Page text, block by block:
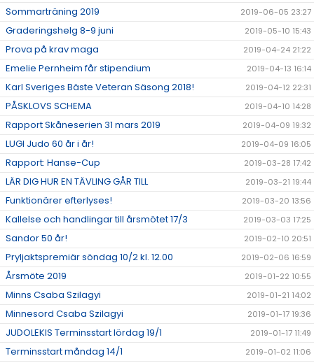
Sommarträning 2019 2019-06-05 23:27
Graderingshelg 8-9 juni 2019-05-10 15:43
Prova på krav maga 2019-04-24 21:22
Emelie Pernheim får stipendium 2019-04-13 16:14
Karl Sveriges Bäste Veteran Säsong 2018! 2019-04-12 22:31
PÅSKLOVS SCHEMA 2019-04-10 14:28
Rapport Skåneserien 31 mars 2019 2019-04-09 19:32
LUGI Judo 60 år i år! 2019-04-09 16:05
Rapport: Hanse-Cup 2019-03-28 17:42
LÄR DIG HUR EN TÄVLING GÅR TILL 2019-03-21 19:44
Funktionärer efterlyses! 2019-03-20 13:56
Kallelse och handlingar till årsmötet 17/3 2019-03-03 17:25
Sandor 50 år! 2019-02-10 20:51
Pryljaktspremiär söndag 10/2 kl. 12.00 2019-02-06 16:59
Årsmöte 2019 2019-01-22 10:55
Minns Csaba Szilagyi 2019-01-21 14:02
Minnesord Csaba Szilagyi 2019-01-17 19:36
JUDOLEKIS Terminsstart lördag 19/1 2019-01-17 11:49
Terminsstart måndag 14/1 2019-01-02 11:06